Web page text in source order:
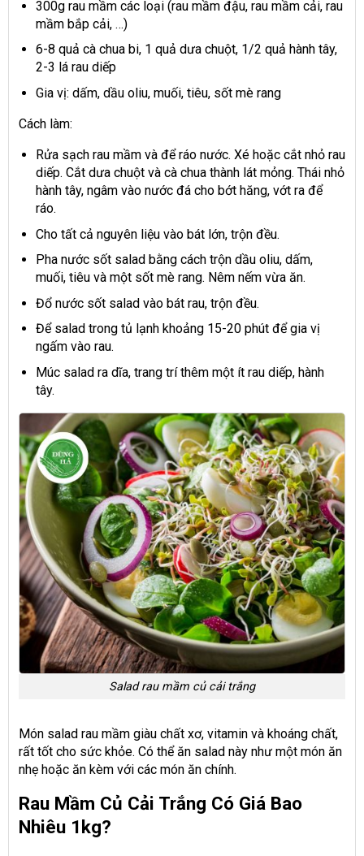
300g rau mầm các loại (rau mầm đậu, rau mầm cải, rau
mầm bắp cải, …)
6-8 quả cà chua bi, 1 quả dưa chuột, 1/2 quả hành tây,
2-3 lá rau diếp
Gia vị: dấm, dầu oliu, muối, tiêu, sốt mè rang
Cách làm:
Rửa sạch rau mầm và để ráo nước. Xé hoặc cắt nhỏ rau
diếp. Cắt dưa chuột và cà chua thành lát mỏng. Thái nhỏ
hành tây, ngâm vào nước đá cho bớt hăng, vớt ra để
ráo.
Cho tất cả nguyên liệu vào bát lớn, trộn đều.
Pha nước sốt salad bằng cách trộn dầu oliu, dấm,
muối, tiêu và một sốt mè rang. Nêm nếm vừa ăn.
Đổ nước sốt salad vào bát rau, trộn đều.
Để salad trong tủ lạnh khoảng 15-20 phút để gia vị
ngấm vào rau.
Múc salad ra dĩa, trang trí thêm một ít rau diếp, hành
tây.
Salad rau mầm củ cải trắng
Món salad rau mầm giàu chất xơ, vitamin và khoáng chất,
rất tốt cho sức khỏe. Có thể ăn salad này như một món ăn
nhẹ hoặc ăn kèm với các món ăn chính.
Rau Mầm Củ Cải Trắng Có Giá Bao
Nhiêu 1kg?